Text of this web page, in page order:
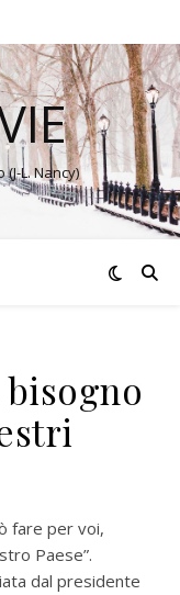
L. Nancy)
fare per voi,
Paese”.
dal presidente